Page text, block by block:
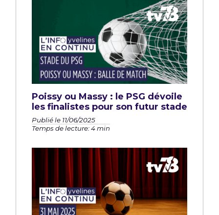
Poissy ou Massy : le PSG dévoile
les finalistes pour son futur stade
Publié le 11/06/2025
Temps de lecture: 4 min